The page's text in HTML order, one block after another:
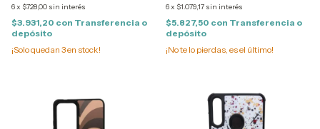
6x $728,00 sin interés
$3.931,20 con Transferencia o
depósito
¡Solo quedan 3en stock!
6x $1.079,17 sin interés
$5.827,50 con Transferencia o
depósito
¡No te lo pierdas, es el último!